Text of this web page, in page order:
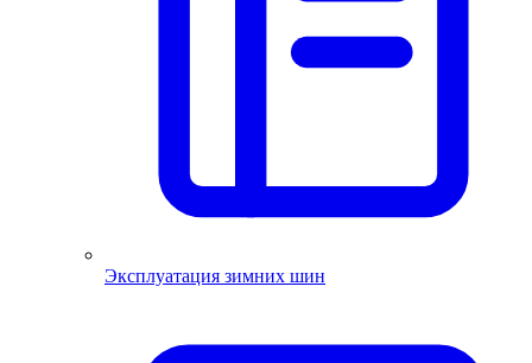
Эксплуатация зимних шин